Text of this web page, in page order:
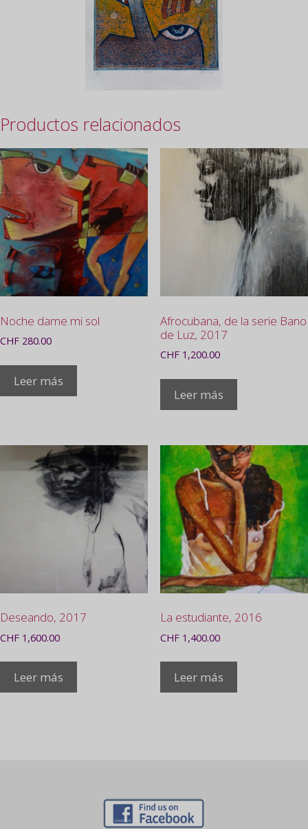
Productos relacionados
Noche dame mi sol
CHF 280.00
Leer más
Afrocubana, de la serie Bano
de Luz, 2017
CHF1,200.00
Leer más
Deseando, 2017
CHF 1,600.00
Leer más
La estudiante, 2016
CHF1,400.00
Leer más